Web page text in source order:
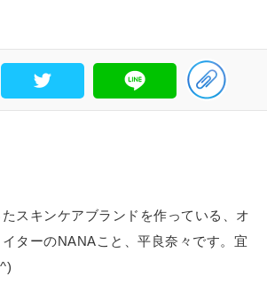
スキンケアブランドを作っている、オ
ターのNANAこと、平良奈々です。宜